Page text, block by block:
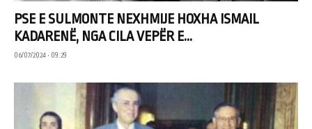
PSE E SULMONTE NEXHMIJE HOXHA ISMAIL
KADARENË, NGA CILA VEPËR E...
06/07/2024 • 09:29